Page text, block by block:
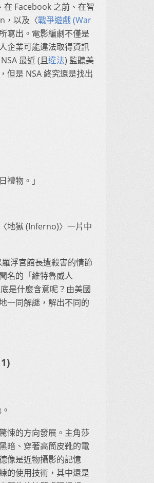
在 Facebook 之前、在智
，以及〈戰爭遊戲 (War
寫出。電影編劇不僅是
企業可能違法取得資訊
最近 (且違法) 監聽美
但是 NSA 終究還是找出
禮物。」
地獄 (Inferno)〉一片中
浮宮館長遭殺害的情節
名的「維特魯威人
是什麼含意呢？由美國
一同解謎，解出不同的
悚的方向發展。主角莎
暗、穿著高筒皮靴的電
像是近物攝影的記憶
的使用技術，其中還是